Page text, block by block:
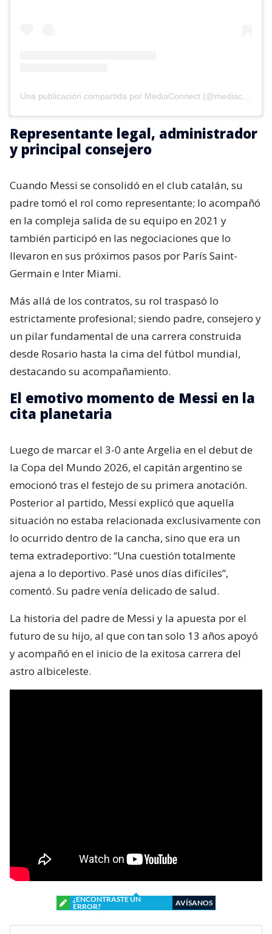
Representante legal, administrador
y principal consejero
Cuando Messi se consolidó en el club catalán, su
padre tomó el rol como representante; lo acompañó
en la compleja salida de su equipo en 2021 y
también participó en las negociaciones que lo
llevaron en sus próximos pasos por París Saint-
Germain e Inter Miami.
Más allá de los contratos, su rol traspasó lo
estrictamente profesional; siendo padre, consejero y
un pilar fundamental de una carrera construida
desde Rosario hasta la cima del fútbol mundial,
destacando su acompañamiento.
El emotivo momento de Messi en la
cita planetaria
Luego de marcar el 3-0 ante Argelia en el debut de
la Copa del Mundo 2026, el capitán argentino se
emocionó tras el festejo de su primera anotación.
Posterior al partido, Messi explicó que aquella
situación no estaba relacionada exclusivamente con
lo ocurrido dentro de la cancha, sino que era un
tema extradeportivo: “Una cuestión totalmente
ajena a lo deportivo. Pasé unos días difíciles”,
comentó. Su padre venía delicado de salud.
La historia del padre de Messi y la apuesta por el
futuro de su hijo, al que con tan solo 13 años apoyó
y acompañó en el inicio de la exitosa carrera del
astro albiceleste.
¿ENCONTRASTE UN
ERROR?
AVÍSANOS